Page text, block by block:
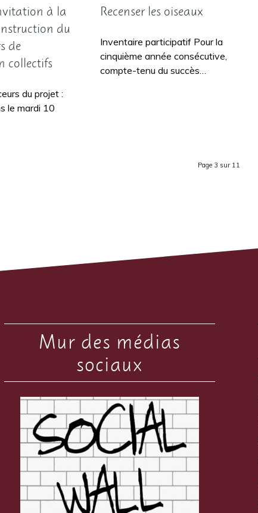
à la
du
de
collectifs
du projet :
le mardi 10
Recenser les oiseaux
Inventaire participatif Pour la
cinquième année consécutive,
compte-tenu du succès…
Page 3 sur 11
Mur des médias
sociaux